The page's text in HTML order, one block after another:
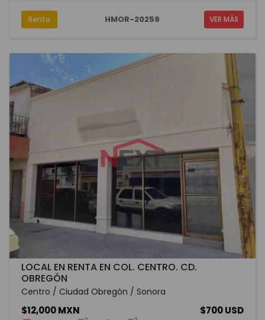
Renta HMOR-20259 VER MÁS
LOCAL EN RENTA EN COL. CENTRO. CD.
OBREGÓN
Centro / Ciudad Obregón / Sonora
$12,000 MXN $700 USD